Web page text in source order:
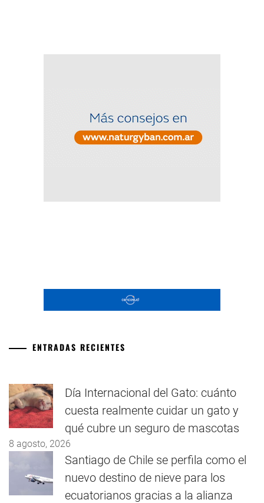
ENTRADAS RECIENTES
Día Internacional del Gato: cuánto
cuesta realmente cuidar un gato y
qué cubre un seguro de mascotas
8 agosto, 2026
Santiago de Chile se perfila como el
nuevo destino de nieve para los
ecuatorianos gracias a la alianza